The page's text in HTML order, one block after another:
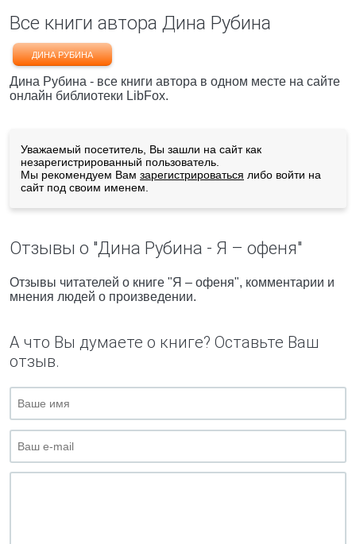
Все книги автора Дина Рубина
ДИНА РУБИНА
Дина Рубина - все книги автора в одном месте на сайте
онлайн библиотеки LibFox.
Уважаемый посетитель, Вы зашли на сайт как
незарегистрированный пользователь.
Мы рекомендуем Вам зарегистрироваться либо войти на
сайт под своим именем.
Отзывы о "Дина Рубина - Я – офеня"
Отзывы читателей о книге "Я – офеня", комментарии и
мнения людей о произведении.
А что Вы думаете о книге? Оставьте Ваш
отзыв.